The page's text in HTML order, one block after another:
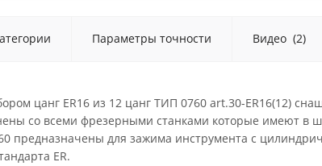
Параметры точности Видео (2)
цанг ER16 из 12 цанг ТИП 0760 art.30-ER16(12)
со всеми фрезерными станками которые имеют в
предназначены для зажима инструмента с
ER.